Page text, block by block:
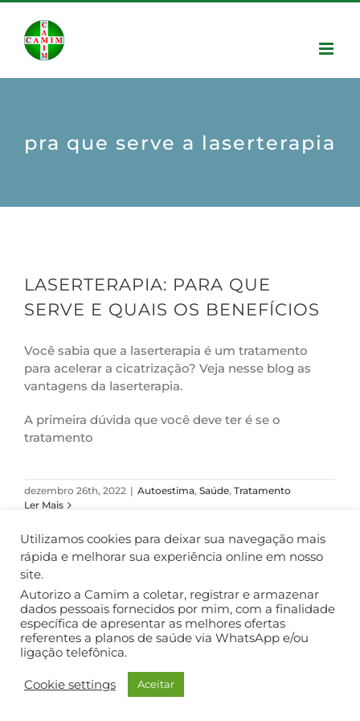
pra que serve a laserterapia
LASERTERAPIA: PARA QUE
SERVE E QUAIS OS BENEFÍCIOS
Você sabia que a laserterapia é um tratamento
para acelerar a cicatrização? Veja nesse blog as
vantagens da laserterapia.
A primeira dúvida que você deve ter é se o
tratamento
dezembro 26th, 2022 | Autoestima, Saúde, Tratamento
Ler Mais
COPYRIGHT ©2018. TODOS OS DIREITOS RESERVADOS.
Utilizamos cookies para deixar sua navegação mais
rápida e melhorar sua experiência online em nosso
site.
Autorizo a Camim a coletar, registrar e armazenar
dados pessoais fornecidos por mim, com a finalidade
específica de apresentar as melhores ofertas
referentes a planos de saúde via WhatsApp e/ou
ligação telefônica.
Cookie settings Aceitar